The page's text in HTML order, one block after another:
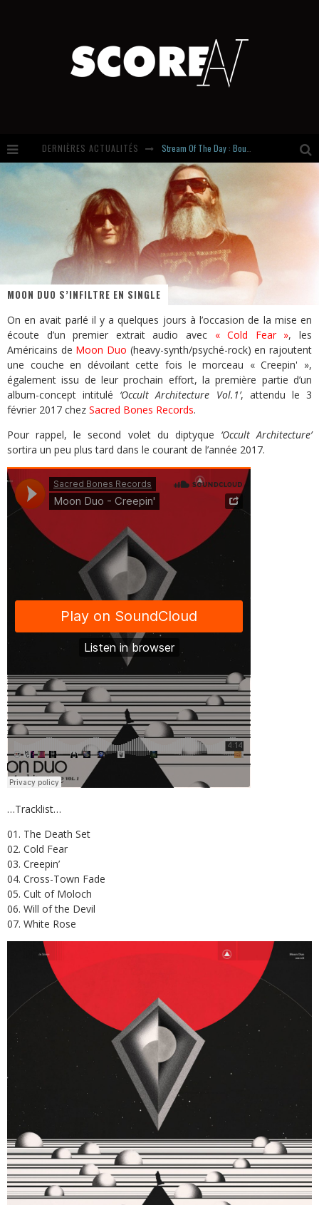
DERNIÈRES ACTUALITÉS
Introducing Newcomer : Gudewife
MOON DUO S’INFILTRE EN SINGLE
On en avait parlé il y a quelques jours à l’occasion de la mise en
écoute d’un premier extrait audio avec « Cold Fear », les
Américains de Moon Duo (heavy-synth/psyché-rock) en rajoutent
une couche en dévoilant cette fois le morceau « Creepin' »,
également issu de leur prochain effort, la première partie d’un
album-concept intitulé ‘Occult Architecture Vol.1’, attendu le 3
février 2017 chez Sacred Bones Records.
Pour rappel, le second volet du diptyque ‘Occult Architecture’
sortira un peu plus tard dans le courant de l’année 2017.
…Tracklist…
01. The Death Set
02. Cold Fear
03. Creepin’
04. Cross-Town Fade
05. Cult of Moloch
06. Will of the Devil
07. White Rose